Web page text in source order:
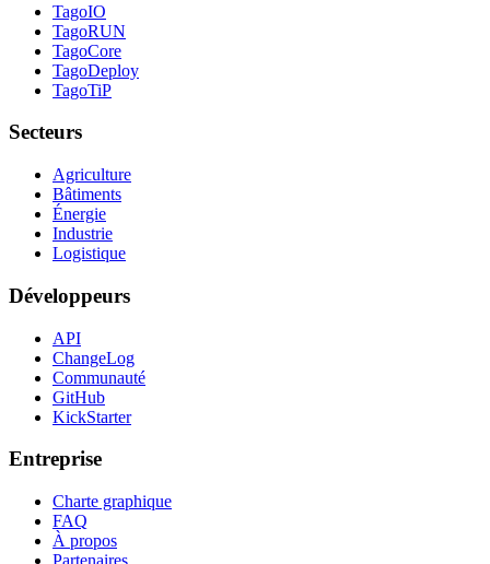
TagoIO
TagoRUN
TagoCore
TagoDeploy
TagoTiP
Secteurs
Agriculture
Bâtiments
Énergie
Industrie
Logistique
Développeurs
API
ChangeLog
Communauté
GitHub
KickStarter
Entreprise
Charte graphique
FAQ
À propos
Partenaires